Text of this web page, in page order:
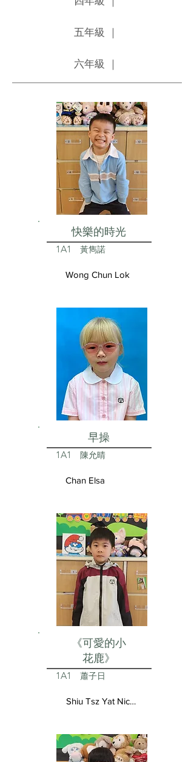
五年級 ｜
六年級 ｜
快樂的時光
1A1 黃雋諾
Wong Chun Lok
早操
1A1 陳允晴
Chan Elsa
《可愛的小
花鹿》
1A1 蕭子日
Shiu Tsz Yat Nicolas